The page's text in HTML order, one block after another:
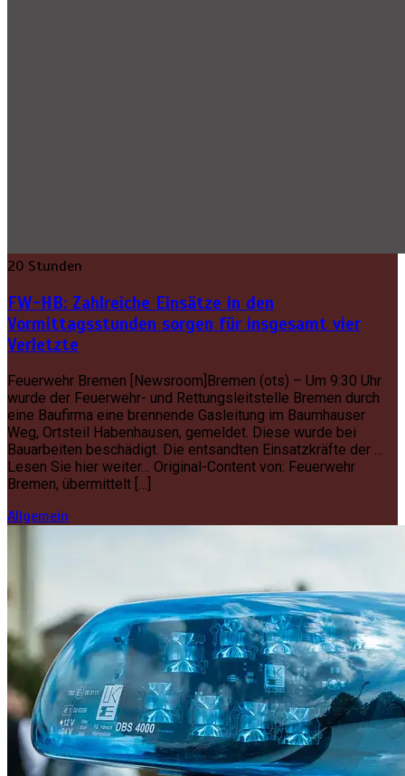
20 Stunden
FW-HB: Zahlreiche Einsätze in den
Vormittagsstunden sorgen für insgesamt vier
Verletzte
Feuerwehr Bremen [Newsroom]Bremen (ots) – Um 9:30 Uhr
wurde der Feuerwehr- und Rettungsleitstelle Bremen durch
eine Baufirma eine brennende Gasleitung im Baumhauser
Weg, Ortsteil Habenhausen, gemeldet. Diese wurde bei
Bauarbeiten beschädigt. Die entsandten Einsatzkräfte der …
Lesen Sie hier weiter… Original-Content von: Feuerwehr
Bremen, übermittelt […]
Allgemein